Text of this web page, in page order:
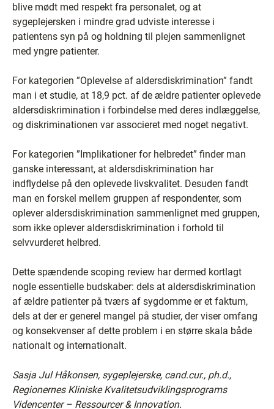
blive mødt med respekt fra personalet, og at
sygeplejersken i mindre grad udviste interesse i
patientens syn på og holdning til plejen sammenlignet
med yngre patienter.
For kategorien ”Oplevelse af aldersdiskrimination” fandt
man i et studie, at 18,9 pct. af de ældre patienter oplevede
aldersdiskrimination i forbindelse med deres indlæggelse,
og diskriminationen var associeret med noget negativt.
For kategorien ”Implikationer for helbredet” finder man
ganske interessant, at aldersdiskrimination har
indflydelse på den oplevede livskvalitet. Desuden fandt
man en forskel mellem gruppen af respondenter, som
oplever aldersdiskrimination sammenlignet med gruppen,
som ikke oplever aldersdiskrimination i forhold til
selvvurderet helbred.
Dette spændende scoping review har dermed kortlagt
nogle essentielle budskaber: dels at aldersdiskrimination
af ældre patienter på tværs af sygdomme er et faktum,
dels at der er generel mangel på studier, der viser omfang
og konsekvenser af dette problem i en større skala både
nationalt og internationalt.
Sasja Jul Håkonsen, sygeplejerske, cand.cur., ph.d.,
Regionernes Kliniske Kvalitetsudviklingsprograms
Videncenter – Ressourcer & Innovation.